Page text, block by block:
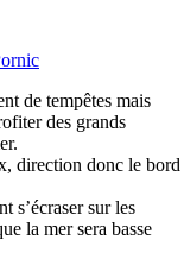
de tempêtes mais
des grands
direction donc le bord
s’écraser sur les
la mer sera basse